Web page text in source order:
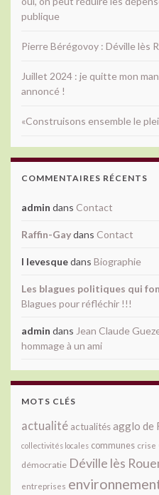
publique
Pierre Bérégovoy : Déville lès
Juillet 2024 : je quitte mon
annoncé !
«Construisons ensemble le
COMMENTAIRES RÉCENTS
admin dans Contact
Raffin-Gaydans Contact
l levesquedans Biographie
Les blagues politiques qui
Blagues pour réfléchir !!!
admin dans Jean Claude
hommage à un ami
MOTS CLÉS
actualité actualitésagglo de
collectivités locales communes crise
démocratie Déville lès
entreprises